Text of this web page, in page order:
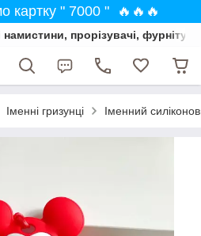
картку " 7000 " 🔥🔥🔥
намистини, прорізувачі,
Іменні гризунці Іменний